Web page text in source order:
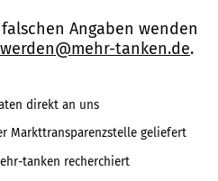
Angaben wenden
tanken.de.
direkt an uns
Markttransparenzstelle geliefert
tanken recherchiert